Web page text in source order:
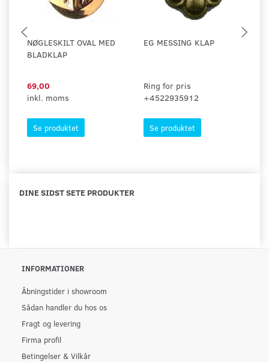
NØGLESKILT OVAL MED
BLADKLAP
69,00
inkl. moms
Se produktet
EG MESSING KLAP
Ring for pris
+4522935912
Se produktet
DINE SIDST SETE PRODUKTER
INFORMATIONER
Åbningstider i showroom
Sådan handler du hos os
Fragt og levering
Firma profil
Betingelser & Vilkår